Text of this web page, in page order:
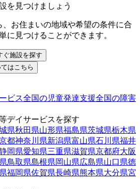
を見つけましょう
お住まいの地域や希望の条件に合
に見つけることができます。
ぐ施設を探す
はこちら
ビス全国の児童発達支援全国の障害
デイサービスを探す
県秋田県山形県福島県茨城県栃木県
都神奈川県新潟県富山県石川県福井
岡県愛知県三重県滋賀県京都府大阪
鳥取県島根県岡山県広島県山口県徳
福岡県佐賀県長崎県熊本県大分県宮